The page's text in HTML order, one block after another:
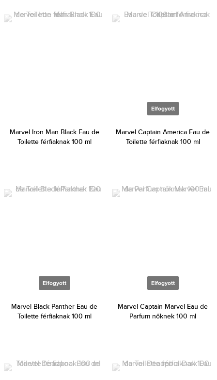
Marvel Iron Man Black Eau de
Toilette férfiaknak 100 ml
Elfogyott
Marvel Captain America Eau de
Toilette férfiaknak 100 ml
Elfogyott
Marvel Black Panther Eau de
Toilette férfiaknak 100 ml
Elfogyott
Marvel Captain Marvel Eau de
Parfum nőknek 100 ml